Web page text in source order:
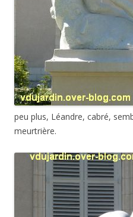
peu plus, Léandre, cabré,
meurtrière.